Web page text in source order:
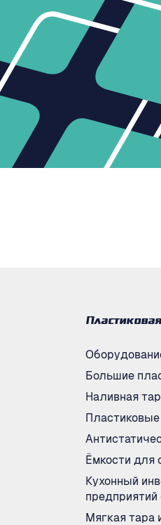
Большие
Наливная
Ёмкости для
Кухонный
предприятий
Мягкая тара